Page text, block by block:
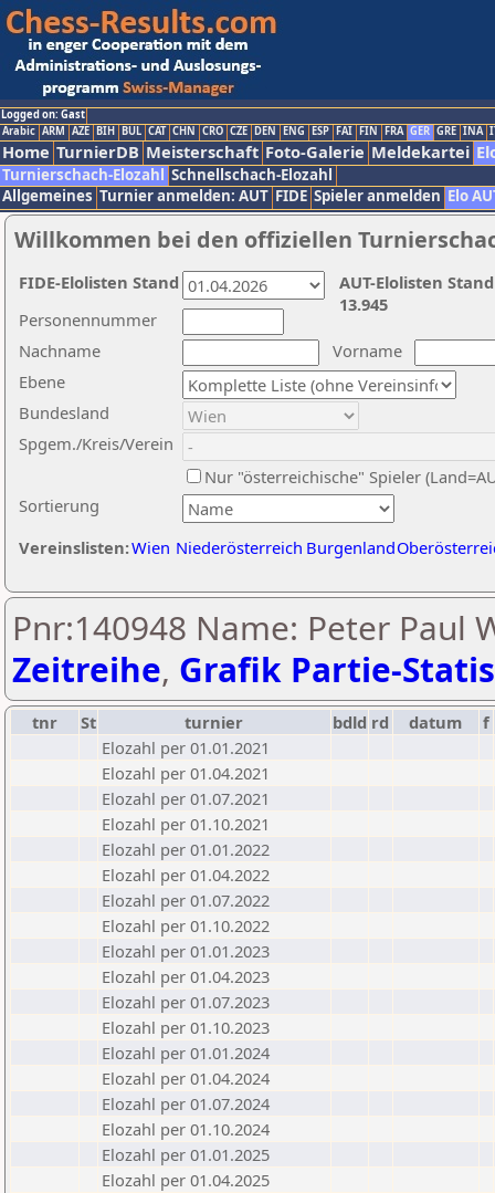
Logged on: Gast
Arabic ARM AZE BIH BUL CAT CHN CRO CZE DEN ENG ESP FAI FIN FRA GER GRE INA
Home TurnierDB Meisterschaft Foto-Galerie Meldekartei
Turnierschach-Elozahl Schnellschach-Elozahl
Allgemeines Turnier anmelden: AUT FIDE Spieler anmelden Elo
Willkommen bei den offiziellen
Nachname
Vorname
Ebene
Sortierung
Personennummer
Bundesland
Spgem./Kreis/Verein
Nur "österreichische" Spieler
Vereinslisten:Wien Niederösterreich Burgenland
AUT-Elolisten
13.945
FIDE-Elolisten Stand
Pnr:140948 Name: Peter Paul
Zeitreihe, Grafik Partie-
tnr St turnier bdld rd datum
f
Elozahl per 01.01.2021
Elozahl per 01.04.2021
Elozahl per 01.07.2021
Elozahl per 01.10.2021
Elozahl per 01.01.2022
Elozahl per 01.04.2022
Elozahl per 01.07.2022
Elozahl per 01.10.2022
Elozahl per 01.01.2023
Elozahl per 01.04.2023
Elozahl per 01.07.2023
Elozahl per 01.10.2023
Elozahl per 01.01.2024
Elozahl per 01.04.2024
Elozahl per 01.07.2024
Elozahl per 01.10.2024
Elozahl per 01.01.2025
Elozahl per 01.04.2025